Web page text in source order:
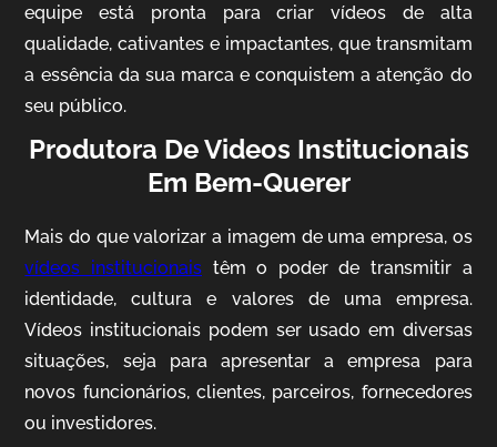
Mosaic
equipe está pronta para criar vídeos de alta
qualidade, cativantes e impactantes, que transmitam
a essência da sua marca e conquistem a atenção do
seu público.
Produtora De Videos Institucionais
Em Bem-Querer
Mais do que valorizar a imagem de uma empresa, os
vídeos institucionais têm o poder de transmitir a
identidade, cultura e valores de uma empresa.
Vídeos institucionais podem ser usado em diversas
situações, seja para apresentar a empresa para
novos funcionários, clientes, parceiros, fornecedores
ou investidores.